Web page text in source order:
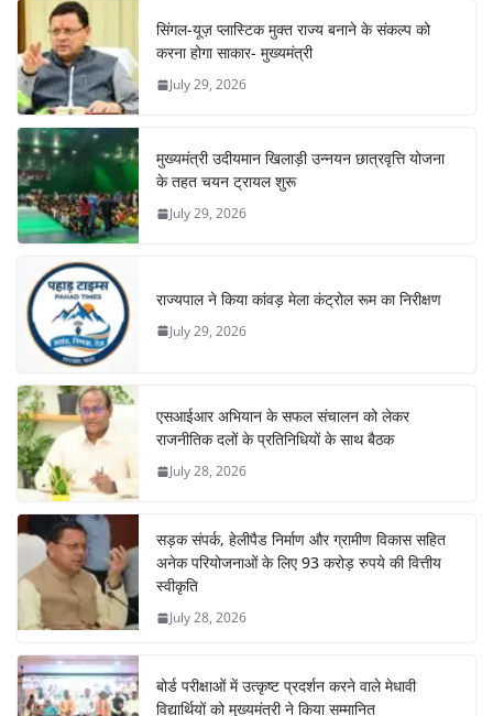
सिंगल-यूज़ प्लास्टिक मुक्त राज्य बनाने के संकल्प को
करना होगा साकार- मुख्यमंत्री
July 29, 2026
मुख्यमंत्री उदीयमान खिलाड़ी उन्नयन छात्रवृत्ति योजना
के तहत चयन ट्रायल शुरू
July 29, 2026
राज्यपाल ने किया कांवड़ मेला कंट्रोल रूम का निरीक्षण
July 29, 2026
एसआईआर अभियान के सफल संचालन को लेकर
राजनीतिक दलों के प्रतिनिधियों के साथ बैठक
July 28, 2026
सड़क संपर्क, हेलीपैड निर्माण और ग्रामीण विकास सहित
अनेक परियोजनाओं के लिए 93 करोड़ रुपये की वित्तीय
स्वीकृति
July 28, 2026
बोर्ड परीक्षाओं में उत्कृष्ट प्रदर्शन करने वाले मेधावी
विद्यार्थियों को मुख्यमंत्री ने किया सम्मानित